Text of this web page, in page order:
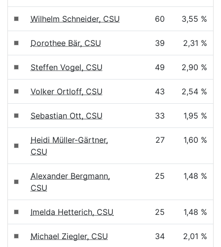
Wilhelm Schneider, CSU 60 3,55 %
Dorothee Bär, CSU 39 2,31 %
Steffen Vogel, CSU 49 2,90 %
Volker Ortloff, CSU 43 2,54 %
Sebastian Ott, CSU 33 1,95 %
Heidi Müller-Gärtner,
CSU
27 1,60 %
Alexander Bergmann,
CSU
25 1,48 %
Imelda Hetterich, CSU 25 1,48 %
Michael Ziegler, CSU 34 2,01 %